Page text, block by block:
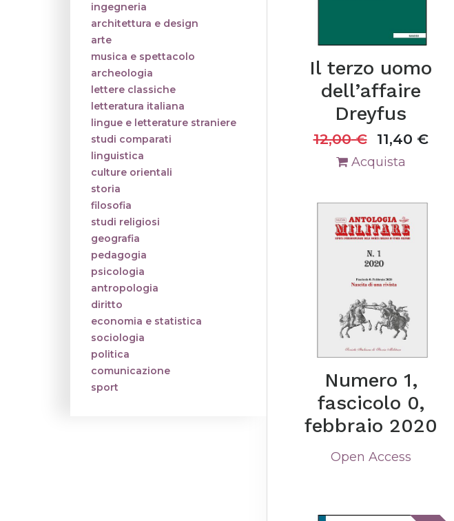
ingegneria
architettura e design
arte
musica e spettacolo
archeologia
lettere classiche
letteratura italiana
lingue e letterature straniere
studi comparati
linguistica
culture orientali
storia
filosofia
studi religiosi
geografia
pedagogia
psicologia
antropologia
diritto
economia e statistica
sociologia
politica
comunicazione
sport
Il terzo uomo
dell’affaire
Dreyfus
12,00€ 11,40 €
Acquista
Numero 1,
fascicolo 0,
febbraio 2020
Open Access